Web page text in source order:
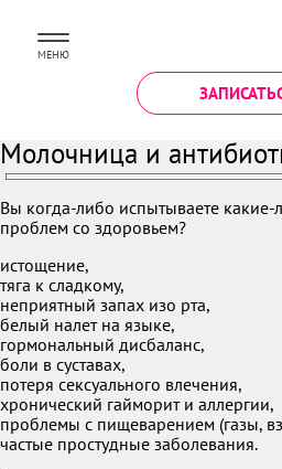
МЕНЮ
Молочница и
Вы когда-либо испытываете
проблем со здоровьем?
истощение,
тяга к сладкому,
неприятный запах изо рта,
белый налет на языке,
гормональный дисбаланс,
боли в суставах,
потеря сексуального влечения,
хронический гайморит и аллергии,
проблемы с пищеварением (газы,
частые простудные заболевания.